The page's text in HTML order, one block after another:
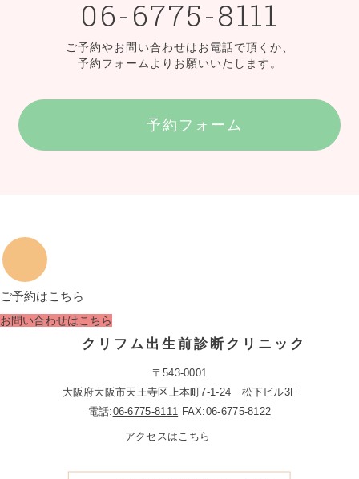
06-6775-8111
ご予約やお問い合わせはお電話で頂くか、
予約フォームよりお願いいたします。
予約フォーム
ご予約はこちら
お問い合わせはこちら
クリフム出生前診断クリニック
〒543-0001
大阪府大阪市天王寺区上本町7-1-24 松下ビル3F
電話:06-6775-8111 FAX:06-6775-8122
アクセスはこちら